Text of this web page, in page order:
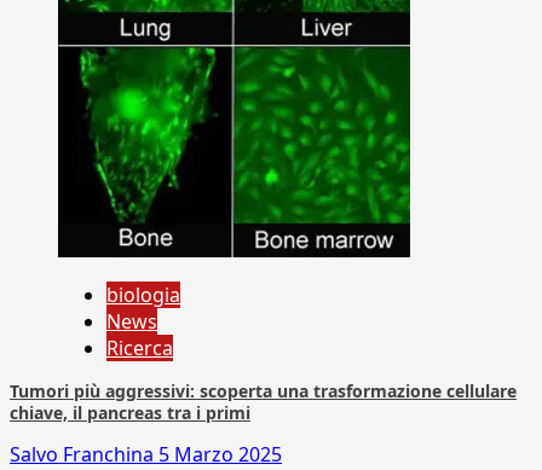
biologia
News
Ricerca
Tumori più aggressivi: scoperta una trasformazione cellulare
chiave, il pancreas tra i primi
Salvo Franchina 5 Marzo 2025